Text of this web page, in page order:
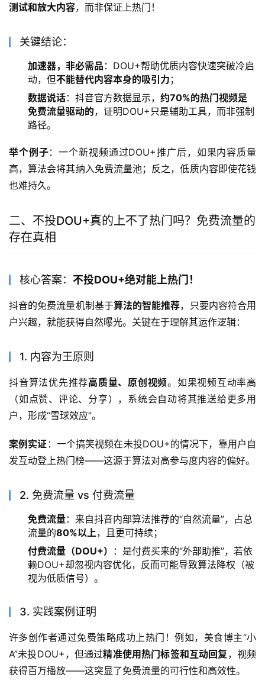
测试和放大内容，而非保证上热门！
关键结论：
加速器，非必需品 ：DOU+帮助优质内容快速突破冷启
动，但不能替代内容本身的吸引力 ；
数据说话：抖音官方数据显示， 约70%的热门视频是
免费流量驱动的，证明DOU+只是辅助工具，而非强制
路径。
举个例子：一个新视频通过DOU+推广后，如果内容质量
高，算法会将其纳入免费流量池；反之，低质内容即使花钱
也难持久。
二、不投DOU+真的上不了热门吗？免费流量的
存在真相
核心答案： 不投DOU+绝对能上热门！
抖音的免费流量机制基于算法的智能推荐，只要内容符合用
户兴趣，就能获得自然曝光。关键在于理解其运作逻辑：
1. 内容为王原则
抖音算法优先推荐高质量、原创视频。如果视频互动率高
（如点赞、评论、分享），系统会自动将其推送给更多用
户，形成“雪球效应”。
案例实证 ：一个搞笑视频在未投DOU+的情况下，靠用户自
发互动登上热门榜——这源于算法对高参与度内容的偏好。
2. 免费流量 vs 付费流量
免费流量：来自抖音内部算法推荐的“自然流量”，占总
流量的80%以上，且更可持续；
付费流量（DOU+）
：是付费买来的“外部助推”，若依
赖DOU+却忽视内容优化，反而可能导致算法降权（被
视为低质信号）。
3. 实践案例证明
许多创作者通过免费策略成功上热门！例如，美食博主“小
A”未投DOU+，但通过精准使用热门标签和互动回复 ，视频
获得百万播放——这突显了免费流量的可行性和高效性。